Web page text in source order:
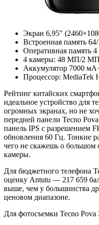
Экран 6,95″
Встроенная память
Оперативная память
4 камеры: 48 МП/2
Аккумулятор 7000
Процессор: MediaTek
Рейтинг китайских
идеальное устройство для
огромных экранах, но не
передней панели Tecno
панель IPS с разрешением
обновления 60 Гц. Тонкие
чего не скажешь о большом
камеры.
Для бюджетного телефона
оценку Antutu — 217 659
выше, чем у большинства
ценовом диапазоне.
Для фотосъемки Tecno